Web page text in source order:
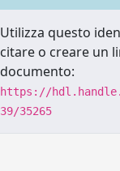
Utilizza questo
citare o creare un
documento:
https://
39/35265